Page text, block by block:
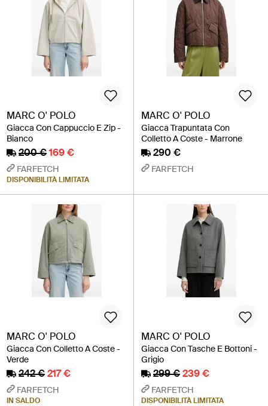
MARC O' POLO
Giacca Con Cappuccio E Zip -
Bianco
200 €169 €
FARFETCH
DISPONIBILITÀ LIMITATA
MARC O' POLO
Giacca Trapuntata Con
Colletto A Coste - Marrone
290 €
FARFETCH
MARC O' POLO
Giacca Con Colletto A Coste -
Verde
242 €217 €
FARFETCH
IN SALDO
MARC O' POLO
Giacca Con Tasche E Bottoni -
Grigio
299 €239 €
FARFETCH
DISPONIBILITÀ LIMITATA